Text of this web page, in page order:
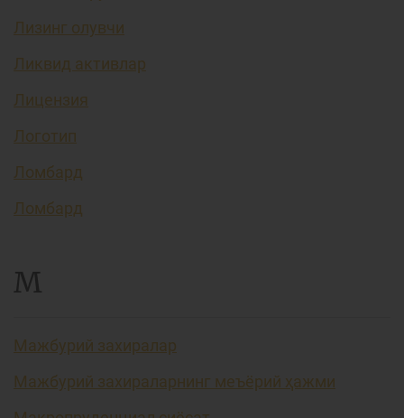
Лизинг олувчи
Ликвид активлар
Лицензия
Логотип
Ломбард
Ломбард
М
Мажбурий захиралар
Мажбурий захираларнинг меъёрий ҳажми